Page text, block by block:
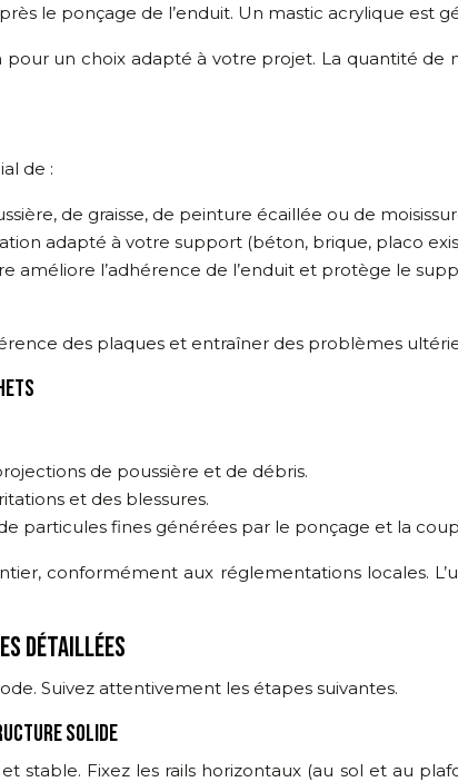
le ponçage de l’enduit. Un mastic acrylique est
pour un choix adapté à votre projet. La quantité
de :
de graisse, de peinture écaillée ou de
adapté à votre support (béton, brique, placo
améliore l’adhérence de l’enduit et protège le
des plaques et entraîner des problèmes
de poussière et de débris.
et des blessures.
particules fines générées par le ponçage et la
conformément aux réglementations locales.
DÉTAILLÉES
Suivez attentivement les étapes suivantes.
SOLIDE
stable. Fixez les rails horizontaux (au sol et au